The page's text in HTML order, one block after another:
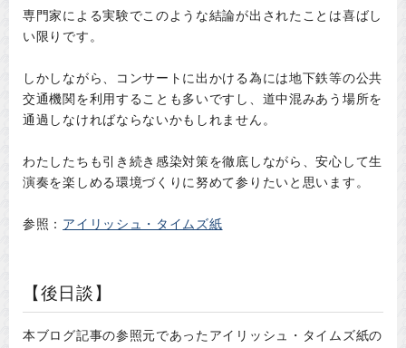
専門家による実験でこのような結論が出されたことは喜ばし
い限りです。
しかしながら、コンサートに出かける為には地下鉄等の公共
交通機関を利用することも多いですし、道中混みあう場所を
通過しなければならないかもしれません。
わたしたちも引き続き感染対策を徹底しながら、安心して生
演奏を楽しめる環境づくりに努めて参りたいと思います。
参照： アイリッシュ・タイムズ紙
【後日談】
本ブログ記事の参照元であったアイリッシュ・タイムズ紙の